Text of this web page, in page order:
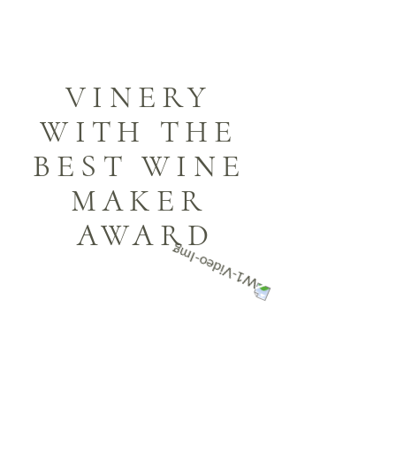
VINERY
WITH THE
BEST WINE
MAKER
AWARD